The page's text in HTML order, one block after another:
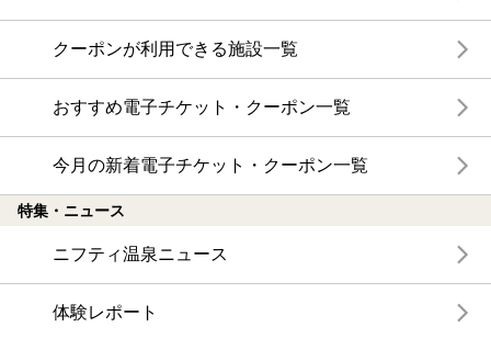
クーポンが利用できる施設一覧
おすすめ電子チケット・クーポン一覧
今月の新着電子チケット・クーポン一覧
特集・ニュース
ニフティ温泉ニュース
体験レポート